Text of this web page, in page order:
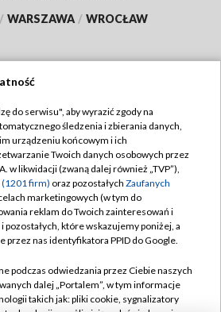
/ WARSZAWA / WROCŁAW
TVP
Cyfrowa
Regulamin TVP
prywatności
Moje zgody
Pomoc
Kontakt
do serwisu", aby wyrazić zgody na
śledzenia i zbierania danych,
urządzeniu końcowym i ich
Twoich danych osobowych przez
w likwidacji (zwaną dalej również „TVP”),
(1201 firm) oraz pozostałych Zaufanych
marketingowych (w tym do
reklam do Twoich zainteresowań i
które wskazujemy poniżej, a
przez nas identyfikatora PPID do Google.
podczas odwiedzania przez Ciebie naszych
dalej „Portalem”, w tym informacje
takich jak: pliki cookie, sygnalizatory